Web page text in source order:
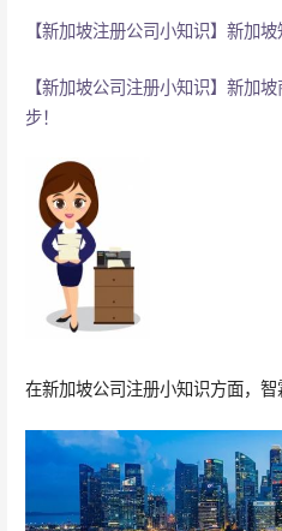
【新加坡注册公司小知识】新加
【新加坡公司注册小知识】新加
步！
在新加坡公司注册小知识方面，智